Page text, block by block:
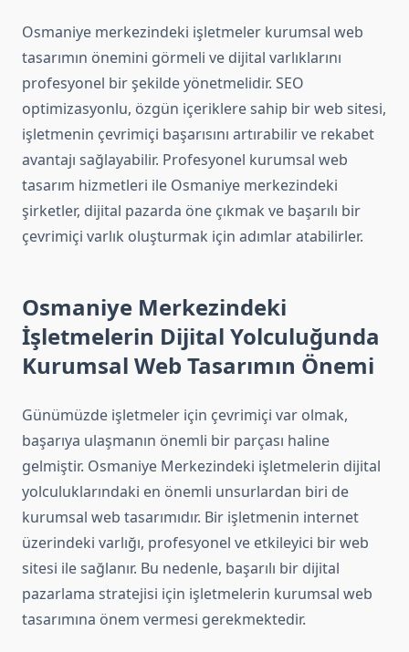
Osmaniye merkezindeki işletmeler kurumsal web
tasarımın önemini görmeli ve dijital varlıklarını
profesyonel bir şekilde yönetmelidir. SEO
optimizasyonlu, özgün içeriklere sahip bir web sitesi,
işletmenin çevrimiçi başarısını artırabilir ve rekabet
avantajı sağlayabilir. Profesyonel kurumsal web
tasarım hizmetleri ile Osmaniye merkezindeki
şirketler, dijital pazarda öne çıkmak ve başarılı bir
çevrimiçi varlık oluşturmak için adımlar atabilirler.
Osmaniye Merkezindeki
İşletmelerin Dijital Yolculuğunda
Kurumsal Web Tasarımın Önemi
Günümüzde işletmeler için çevrimiçi var olmak,
başarıya ulaşmanın önemli bir parçası haline
gelmiştir. Osmaniye Merkezindeki işletmelerin dijital
yolculuklarındaki en önemli unsurlardan biri de
kurumsal web tasarımıdır. Bir işletmenin internet
üzerindeki varlığı, profesyonel ve etkileyici bir web
sitesi ile sağlanır. Bu nedenle, başarılı bir dijital
pazarlama stratejisi için işletmelerin kurumsal web
tasarımına önem vermesi gerekmektedir.